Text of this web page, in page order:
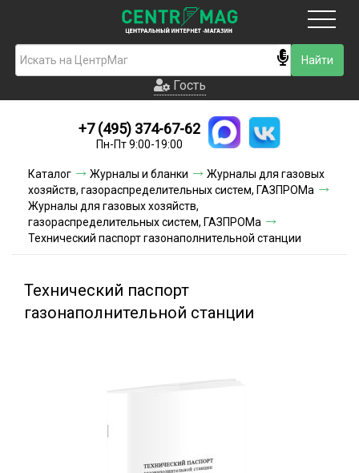
Гость
Новинки
Условия доставки
Условия оплаты
Контакты
Гость
+7 (495) 374-67-62
Пн-Пт 9:00-19:00
Каталог Журналы и бланки
Журналы для газовых
хозяйств, газораспределительных систем, ГАЗПРОМа
Журналы для газовых хозяйств,
газораспределительных систем, ГАЗПРОМа
Технический паспорт газонаполнительной станции
Технический паспорт
газонаполнительной станции